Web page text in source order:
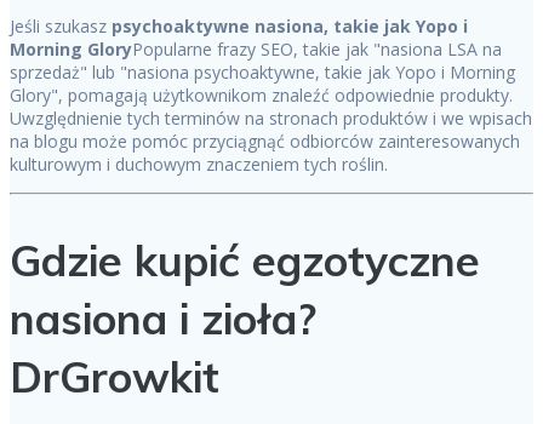
Jeśli szukasz psychoaktywne nasiona, takie jak Yopo i
Morning GloryPopularne frazy SEO, takie jak "nasiona LSA na
sprzedaż" lub "nasiona psychoaktywne, takie jak Yopo i Morning
Glory", pomagają użytkownikom znaleźć odpowiednie produkty.
Uwzględnienie tych terminów na stronach produktów i we wpisach
na blogu może pomóc przyciągnąć odbiorców zainteresowanych
kulturowym i duchowym znaczeniem tych roślin.
Gdzie kupić egzotyczne
nasiona i zioła?
DrGrowkit